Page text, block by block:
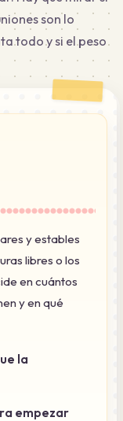
son lo
todo y si el peso
y estables
libres o los
en cuántos
y en qué
la
empezar